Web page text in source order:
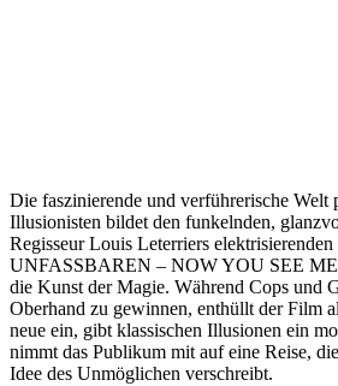
Die faszinierende und verführerische Welt
Illusionisten bildet den funkelnden,
Regisseur Louis Leterriers
UNFASSBAREN – NOW YOU SEE
die Kunst der Magie. Während Cops und
Oberhand zu gewinnen, enthüllt der Film
neue ein, gibt klassischen Illusionen ein
nimmt das Publikum mit auf eine Reise,
Idee des Unmöglichen verschreibt.